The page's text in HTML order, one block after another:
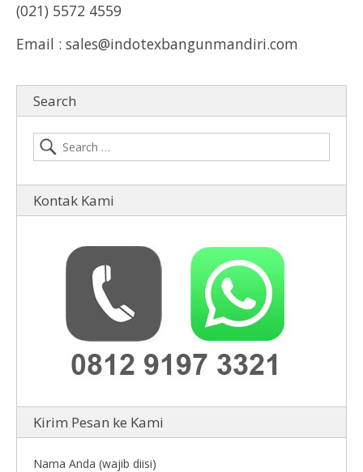
(021) 5572 4559
Email : sales@indotexbangunmandiri.com
Search
Kontak Kami
Kirim Pesan ke Kami
Nama Anda (wajib diisi)